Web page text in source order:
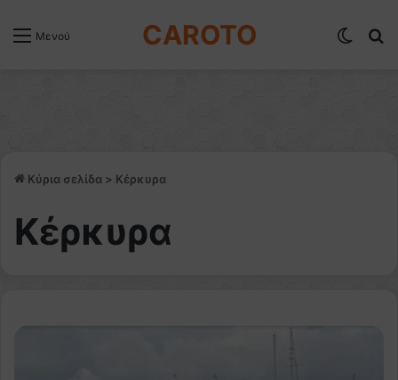
Μενού CAROTO
Κύρια σελίδα > Κέρκυρα
Κέρκυρα